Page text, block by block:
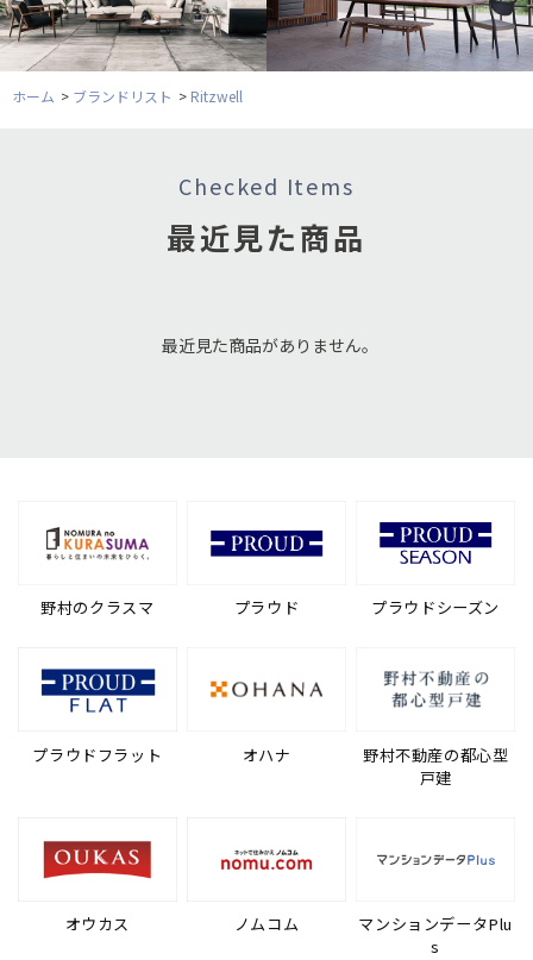
ホーム > ブランドリスト > Ritzwell
Checked Items
最近見た商品
最近見た商品がありません。
野村のクラスマ プラウド プラウドシーズン
プラウドフラット オハナ
野村不動産の都心型
戸建
オウカス ノムコム
マンションデータPlu
s